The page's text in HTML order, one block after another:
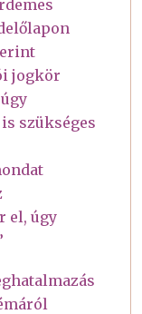
jogkör
szükséges
el, úgy